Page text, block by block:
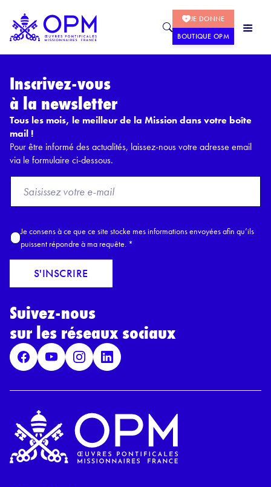
JE DONNE
BOUTIQUE OPM
Inscrivez-vous
à la newsletter
Tous les mois, le meilleur de la Mission dans votre boîte
mail !
Pour être informé des actualités, laissez-nous votre adresse email
via le formulaire ci-dessous.
o
E
a
l
A
c
c
r
R
P
D
*
Je consens à ce que ce site stocke mes informations envoyées afin qu’ils
puissent répondre à ma requête. *
S'INSCRIRE
Suivez-nous
sur les réseaux sociaux